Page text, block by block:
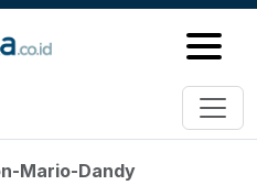
Dandy
Mario-Dandy